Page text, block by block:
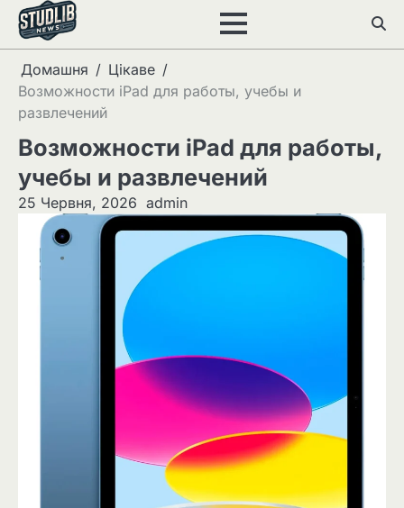
Перейти
вмісту
Домашня
Цікаве
Возможности iPad для работы, учебы и
развлечений
Возможности iPad для работы,
учебы и развлечений
25 Червня, 2026 admin